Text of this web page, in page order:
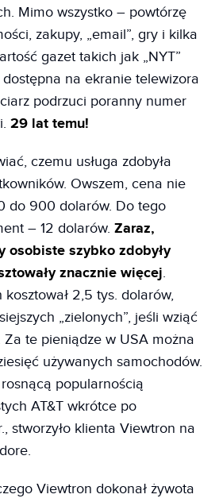
Mimo wszystko – powtórzę
zakupy, „email”, gry i kilka
gazet takich jak „NYT”
na ekranie telewizora
podrzuci poranny numer
29 lat temu!
czemu usługa zdobyła
Owszem, cena nie
do 900 dolarów. Do tego
– 12 dolarów. Zaraz,
osobiste szybko zdobyły
znacznie więcej.
2,5 tys. dolarów,
„zielonych”, jeśli wziąć
te pieniądze w USA można
używanych samochodów.
popularnością
AT&T wkrótce po
stworzyło klienta Viewtron na
Viewtron dokonał żywota